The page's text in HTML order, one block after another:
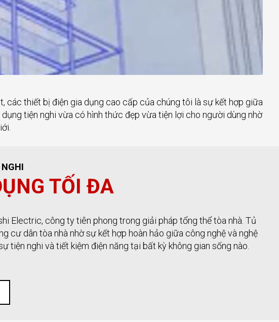
thiết bị điện gia dụng cao cấp của chúng tôi là sự kết hợp giữa
tiện nghi vừa có hình thức đẹp vừa tiện lợi cho người dùng nhờ
TỐI ĐA
Electric, công ty tiên phong trong giải pháp tổng thể tòa nhà. Tủ
cư dân tòa nhà nhờ sự kết hợp hoàn hảo giữa công nghệ và nghệ
nghi và tiết kiệm điện năng tại bất kỳ không gian sống nào.